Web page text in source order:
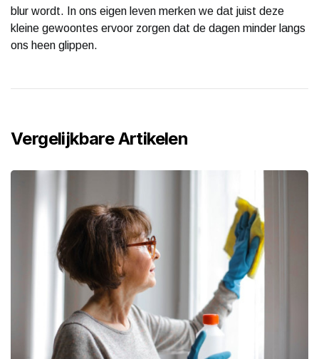
blur wordt. In ons eigen leven merken we dat juist deze
kleine gewoontes ervoor zorgen dat de dagen minder langs
ons heen glippen.
Vergelijkbare Artikelen